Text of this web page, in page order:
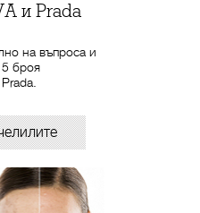
и Prada
на въпроса и
5 броя